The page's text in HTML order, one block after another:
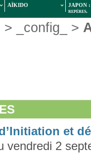
AÏKIDO
JAPON :
repères.
_config_ >
et
vendredi 2